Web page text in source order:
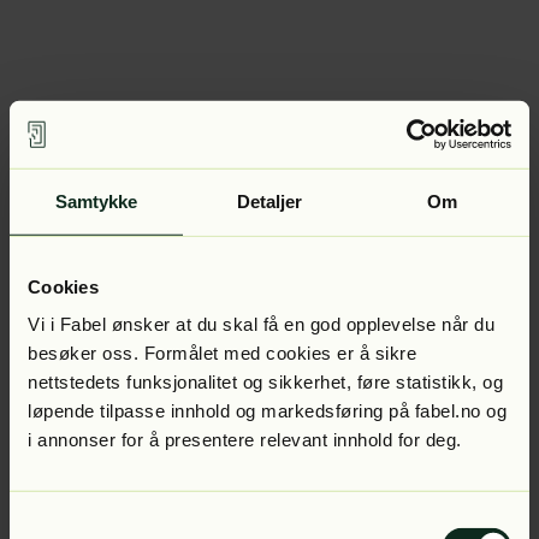
Samtykke Detaljer Om
Cookies
Vi i Fabel ønsker at du skal få en god opplevelse når du
besøker oss. Formålet med cookies er å sikre
nettstedets funksjonalitet og sikkerhet, føre statistikk, og
løpende tilpasse innhold og markedsføring på fabel.no og
i annonser for å presentere relevant innhold for deg.